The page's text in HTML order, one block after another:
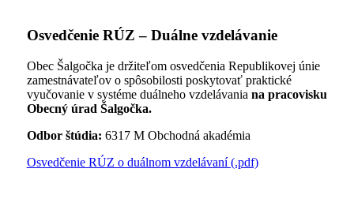
Osvedčenie RÚZ – Duálne vzdelávanie
Obec Šalgočka je držiteľom osvedčenia Republikovej únie
zamestnávateľov o spôsobilosti poskytovať praktické
vyučovanie v systéme duálneho vzdelávania na pracovisku
Obecný úrad Šalgočka.
Odbor štúdia: 6317 M Obchodná akadémia
Osvedčenie RÚZ o duálnom vzdelávaní (.pdf)